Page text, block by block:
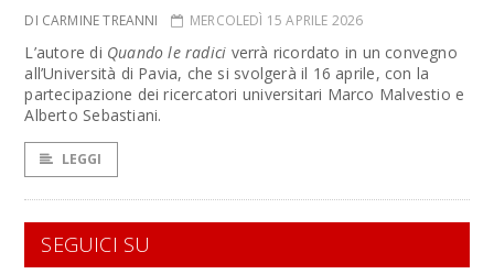
DI CARMINE TREANNI MERCOLEDÌ 15 APRILE 2026
L’autore di Quando le radici verrà ricordato in un convegno
all’Università di Pavia, che si svolgerà il 16 aprile, con la
partecipazione dei ricercatori universitari Marco Malvestio e
Alberto Sebastiani.
LEGGI
SEGUICI SU